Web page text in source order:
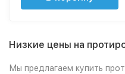
Низкие цены на
Мы предлагаем купить